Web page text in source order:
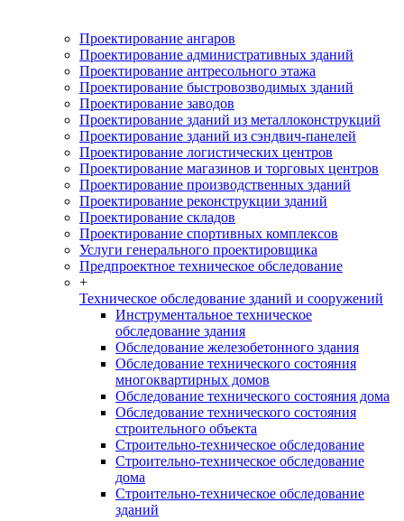
Проектирование ангаров
Проектирование административных зданий
Проектирование антресольного этажа
Проектирование быстровозводимых зданий
Проектирование заводов
Проектирование зданий из металлоконструкций
Проектирование зданий из сэндвич-панелей
Проектирование логистических центров
Проектирование магазинов и торговых центров
Проектирование производственных зданий
Проектирование реконструкции зданий
Проектирование складов
Проектирование спортивных комплексов
Услуги генерального проектировщика
Предпроектное техническое обследование
+
Техническое обследование зданий и сооружений
Инструментальное техническое
обследование здания
Обследование железобетонного здания
Обследование технического состояния
многоквартирных домов
Обследование технического состояния дома
Обследование технического состояния
строительного объекта
Строительно-техническое обследование
Строительно-техническое обследование
дома
Строительно-техническое обследование
зданий